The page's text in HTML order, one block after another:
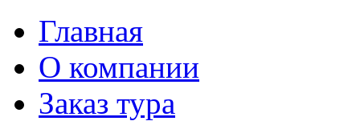
Главная
О компании
Заказ тура